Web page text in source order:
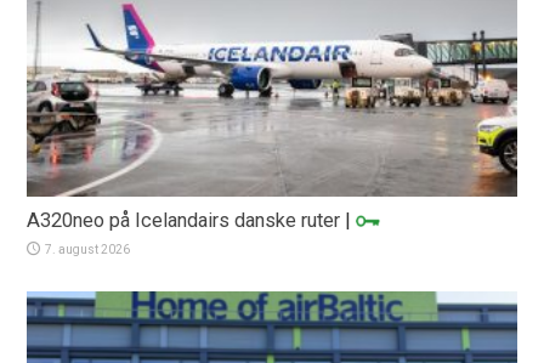
A320neo på Icelandairs danske ruter |
7. august 2026